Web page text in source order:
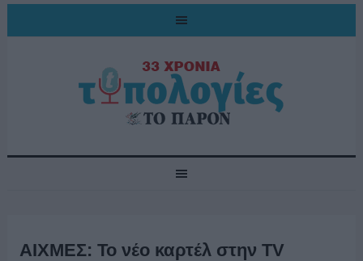
ΑΙΧΜΕΣ: Το νέο καρτέλ στην TV